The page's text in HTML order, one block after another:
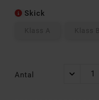
Skick
Klass A Klass B
Antal